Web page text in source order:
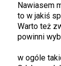
Nawiasem
to w jakiś
Warto też
powinni
w ogóle